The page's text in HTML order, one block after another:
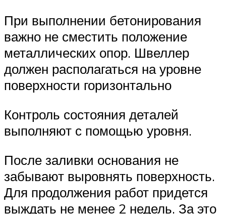
При выполнении бетонирования
важно не сместить положение
металлических опор. Швеллер
должен располагаться на уровне
поверхности горизонтально
Контроль состояния деталей
выполняют с помощью уровня.
После заливки основания не
забывают выровнять поверхность.
Для продолжения работ придется
выждать не менее 2 недель. За это